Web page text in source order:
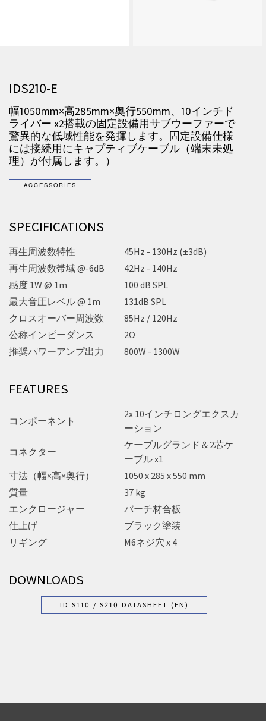
IDS210-E
幅1050mm×高285mm×奥行550mm、 10インチド
ライバー x2搭載の固定設備用サブウーファーで
驚異的な低域性能を発揮します。 固定設備仕様
には接続用にキャプティブケーブル（端末未処
理）が付属します。）
SPECIFICATIONS
再生周波数特性
45Hz - 130Hz (±3dB)
再生周波数帯域 @-6dB
42Hz - 140Hz
感度 1W @ 1m
100 dB SPL
最大音圧レベル @ 1m
131dB SPL
クロスオーバー周波数
85Hz / 120Hz
公称インピーダンス
2Ω
推奨パワーアンプ出力
800W - 1300W
FEATURES
コンポーネント
2x 10インチロングエクスカ
ーション
コネクター
ケーブルグランド＆2芯ケ
ーブル x1
寸法（幅×高×奥行）
1050 x 285 x 550 mm
質量
37 kg
エンクロージャー
バーチ材合板
仕上げ
ブラック塗装
リギング
M6ネジ穴 x 4
DOWNLOADS
ID S110 / S210 DATASHEET (EN)